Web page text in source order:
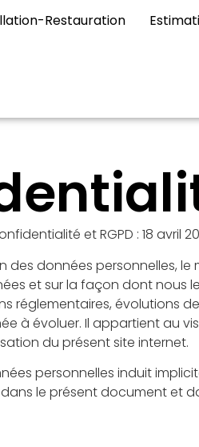
Restauration
et RGPD : 18 avril
données personnelles,
et sur la façon dont nous
réglementaires, évolutions
à évoluer. Il appartient au
du présent site internet.
personnelles induit
le présent document et